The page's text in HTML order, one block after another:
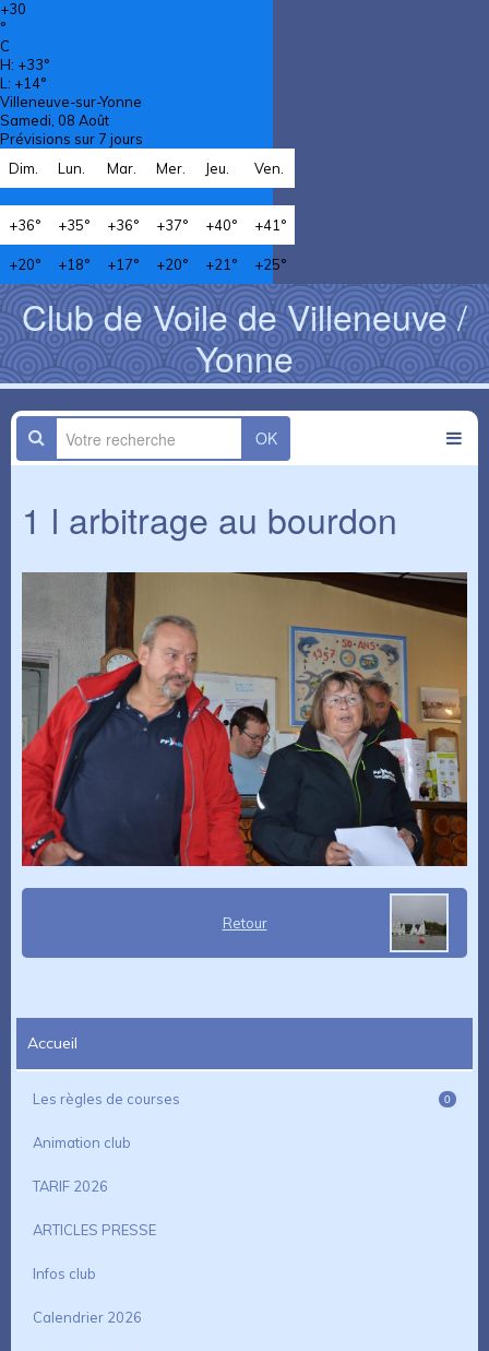
+30
°
C
H: +33°
L: +14°
Villeneuve-sur-Yonne
Samedi, 08 Août
Prévisions sur 7 jours
Dim.
Lun. Mar. Mer. Jeu. Ven.
+36° +35° +36° +37° +40° +41°
+20° +18° +17° +20° +21° +25°
Club de Voile de Villeneuve /
Yonne
OK
1 l arbitrage au bourdon
Retour
Accueil
Les règles de courses 0
Animation club
TARIF 2026
ARTICLES PRESSE
Infos club
Calendrier 2026